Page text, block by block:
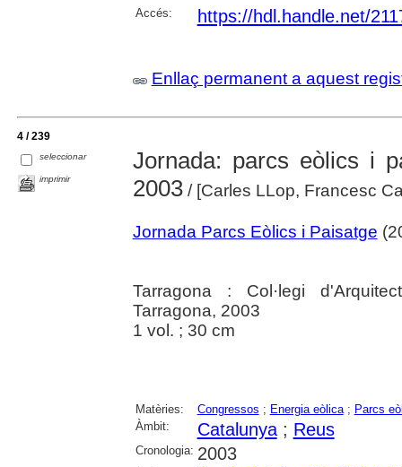
Accés: https://hdl.handle.net/
Enllaç permanent a aquest
4 / 239
seleccionar
imprimir
Jornada: parcs eòlics i
2003/ [Carles LLop, Francesc
Jornada Parcs Eòlics i Paisatge
Tarragona : Col·legi
Tarragona, 2003
1 vol. ; 30 cm
Matèries: Congressos ; Energia eòlica; Parcs
Àmbit:
Catalunya; Reus
Cronologia: 2003